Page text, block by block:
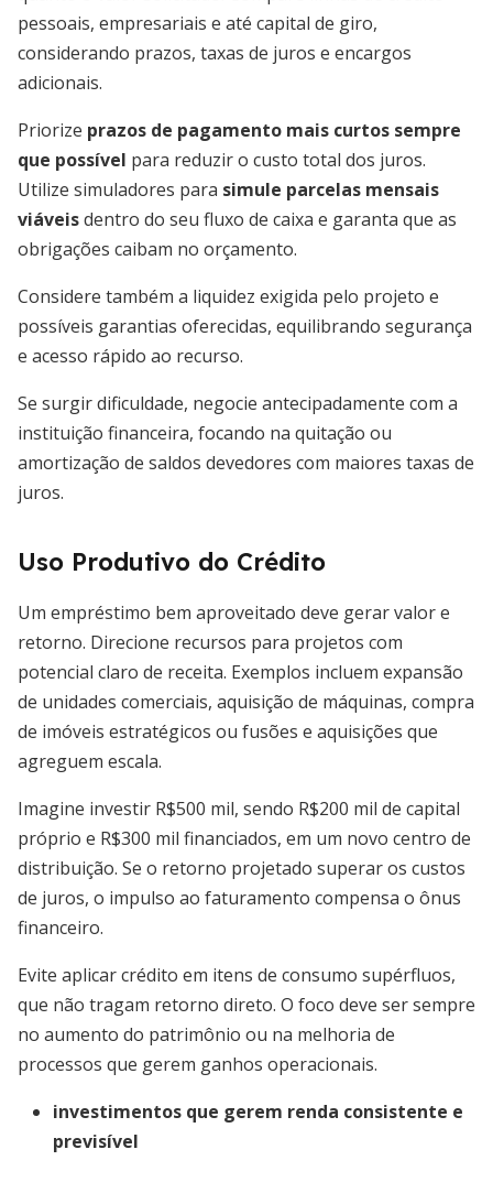
pessoais, empresariais e até capital de giro,
considerando prazos, taxas de juros e encargos
adicionais.
Priorize prazos de pagamento mais curtos sempre
que possível para reduzir o custo total dos juros.
Utilize simuladores para simule parcelas mensais
viáveisdentro do seu fluxo de caixa e garanta que as
obrigações caibam no orçamento.
Considere também a liquidez exigida pelo projeto e
possíveis garantias oferecidas, equilibrando segurança
e acesso rápido ao recurso.
Se surgir dificuldade, negocie antecipadamente com a
instituição financeira, focando na quitação ou
amortização de saldos devedores com maiores taxas de
juros.
Uso Produtivo do Crédito
Um empréstimo bem aproveitado deve gerar valor e
retorno. Direcione recursos para projetos com
potencial claro de receita. Exemplos incluem expansão
de unidades comerciais, aquisição de máquinas, compra
de imóveis estratégicos ou fusões e aquisições que
agreguem escala.
Imagine investir R$500 mil, sendo R$200 mil de capital
próprio e R$300 mil financiados, em um novo centro de
distribuição. Se o retorno projetado superar os custos
de juros, o impulso ao faturamento compensa o ônus
financeiro.
Evite aplicar crédito em itens de consumo supérfluos,
que não tragam retorno direto. O foco deve ser sempre
no aumento do patrimônio ou na melhoria de
processos que gerem ganhos operacionais.
investimentos que gerem renda consistente e
previsível